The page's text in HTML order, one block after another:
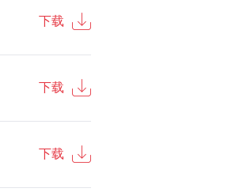
下载
下载
下载